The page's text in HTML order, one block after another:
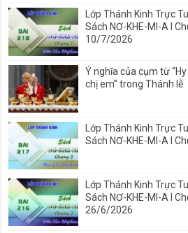
Lớp Thánh Kinh Trực
Sách NƠ-KHE-MI-A I
10/7/2026
Ý nghĩa của cụm từ
chị em” trong Thánh lễ
Lớp Thánh Kinh Trực
Sách NƠ-KHE-MI-A I
Lớp Thánh Kinh Trực
Sách NƠ-KHE-MI-A I
26/6/2026